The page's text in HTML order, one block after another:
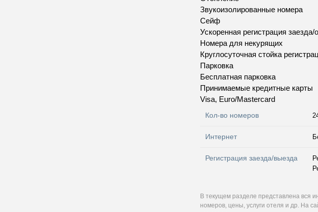
Звукоизолированные номера
Сейф
Ускоренная регистрация заезда/
Номера для некурящих
Круглосуточная стойка
Парковка
Бесплатная парковка
Принимаемые кредитные карты
Visa, Euro/Mastercard
Кол-во номеров
Интернет
Регистрация заезда/выезда
В текущем разделе представлена вся
номеров, цены, услуги отеля и др. На